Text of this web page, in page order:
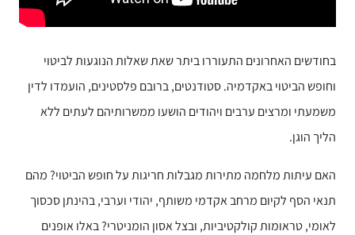
בחודשים האחרונים התעוררו ביתר שאת שאלות הנוגעות לביטוי
וחופש הביטוי באקדמיה. סטודנטים, ברובם פלסטינים, הועמדו לדין
משמעתי ומרצים ערבים ויהודים הושעו ממשרותיהם לעתים ללא
הליך הוגן.
האם עיתות מלחמה מתירות מגבלות חריגות על חופש הביטוי? מהם
תנאי הסף לקיום מרחב אקדמי משותף, יהודי וערבי, בהינתן סכסוך
לאומי, טראומות קולקטיביות, ובצל אסון הומניטרי? באלו אופנים